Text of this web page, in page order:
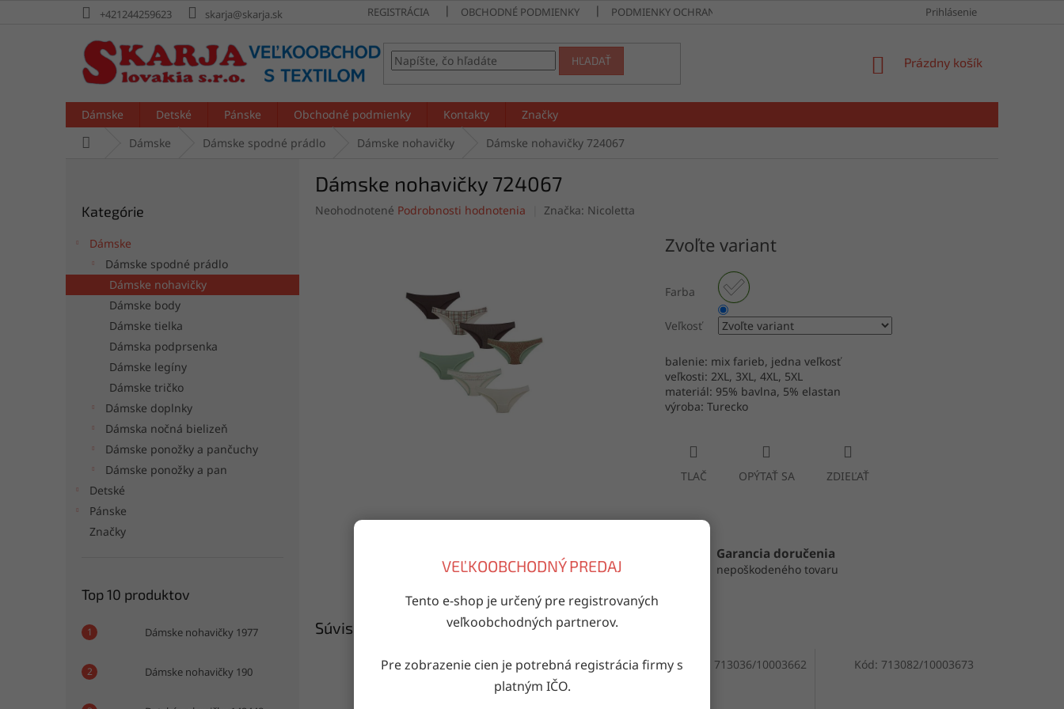
VEĽKOOBCHODNÝ PREDAJ
Tento e-shop je určený pre registrovaných
veľkoobchodných partnerov.
Pre zobrazenie cien je potrebná registrácia firmy s
platným IČO.
+421244259623 skarja@skarja.sk REGISTRÁCIA OBCHODNÉ PODMIENKY PODMIENKY OCHRANY OSOBNÝCH ÚDAJOV Prihlásenie
HĽADAŤ
NÁKUPNÝ
Prázdny košík
Dámske Detské Pánske Obchodné podmienky Kontakty
Značky
DomovDámske Dámske spodné prádlo Dámske nohavičky Dámske nohavičky 724067
a
kategórie
Kategórie
Dámske
Dámske spodné prádlo
Dámske nohavičky
Dámske body
Dámske tielka
Dámska podprsenka
Dámske legíny
Dámske tričko
Dámske doplnky
Dámska nočná bielizeň
Dámske ponožky a pančuchy
Dámske ponožky a pan
Detské
Pánske
Značky
Top 10 produktov
Dámske nohavičky 1977
Dámske nohavičky 190
Dámske nohavičky 724067
Priemerné
Neohodnotené Podrobnosti hodnotenia Značka: Nicoletta
Zvoľte variant
Farba
Veľkosť
balenie: mix farieb, jedna veľkosť
veľkosti: 2XL, 3XL, 4XL, 5XL
materiál: 95% bavlna, 5% elastan
výroba: Turecko
TLAČ OPÝTAŤ SA ZDIEĽAŤ
na akúkoľvek adresu
Garancia doručenia
nepoškodeného tovaru
Súvisiaci tovar
724082/10003698 Kód:724068/10003690 713036/10003662 Kód: 713082/10003673